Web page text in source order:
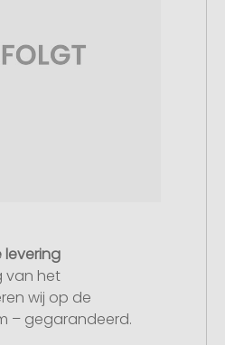
levering
van het
wij op de
– gegarandeerd.